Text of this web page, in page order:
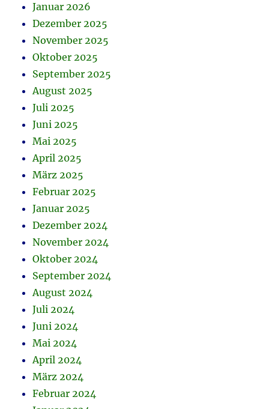
Januar 2026
Dezember 2025
November 2025
Oktober 2025
September 2025
August 2025
Juli 2025
Juni 2025
Mai 2025
April 2025
März 2025
Februar 2025
Januar 2025
Dezember 2024
November 2024
Oktober 2024
September 2024
August 2024
Juli 2024
Juni 2024
Mai 2024
April 2024
März 2024
Februar 2024